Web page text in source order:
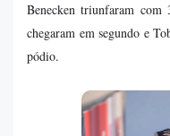
Benecken triunfaram com
chegaram em segundo e
pódio.